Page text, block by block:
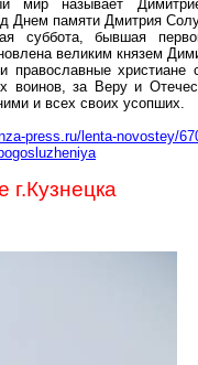
мир называет
Днем памяти Дмитрия
суббота, бывшая
великим князем
православные
воинов, за Веру и
и всех своих усопших.
press.ru/lenta-novostey/